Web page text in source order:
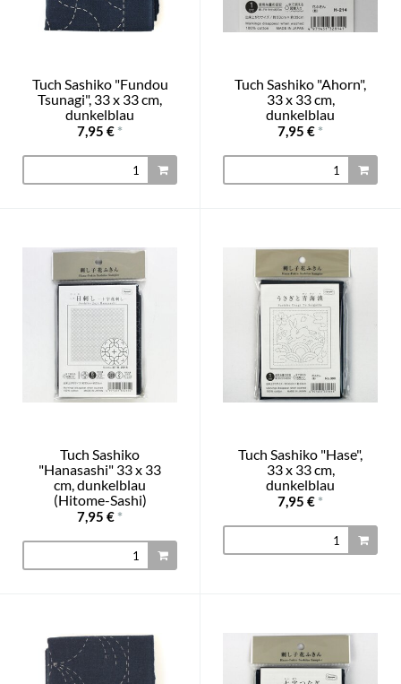
Tuch Sashiko "Fundou
Tsunagi", 33 x 33 cm,
dunkelblau
7,95 € *
Tuch Sashiko "Ahorn",
33 x 33 cm,
dunkelblau
7,95 € *
Tuch Sashiko
"Hanasashi" 33 x 33
cm, dunkelblau
(Hitome-Sashi)
7,95 € *
Tuch Sashiko "Hase",
33 x 33 cm,
dunkelblau
7,95 € *